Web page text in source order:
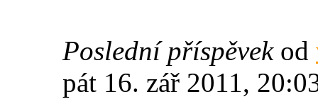
Poslední příspěvek od
pát 16. zář 2011,